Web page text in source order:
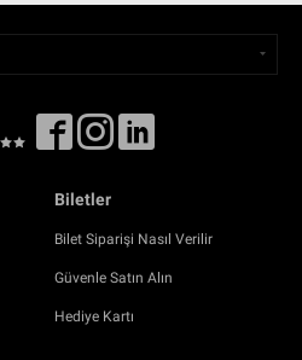
Biletler
Bilet Siparişi Nasıl Verilir
Güvenle Satın Alın
Hediye Kartı